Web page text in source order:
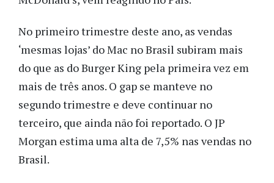
No primeiro trimestre deste ano, as vendas
‘mesmas lojas’ do Mac no Brasil subiram mais
do que as do Burger King pela primeira vez em
mais de três anos. O gap se manteve no
segundo trimestre e deve continuar no
terceiro, que ainda não foi reportado. O JP
Morgan estima uma alta de 7,5% nas vendas no
Brasil.